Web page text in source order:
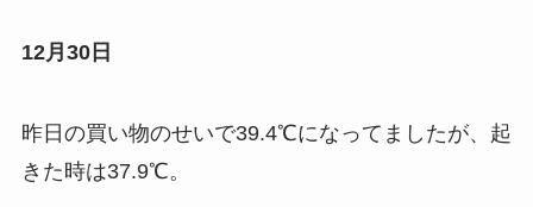
12月30日
昨日の買い物のせいで39.4℃になってましたが、起
きた時は37.9℃。